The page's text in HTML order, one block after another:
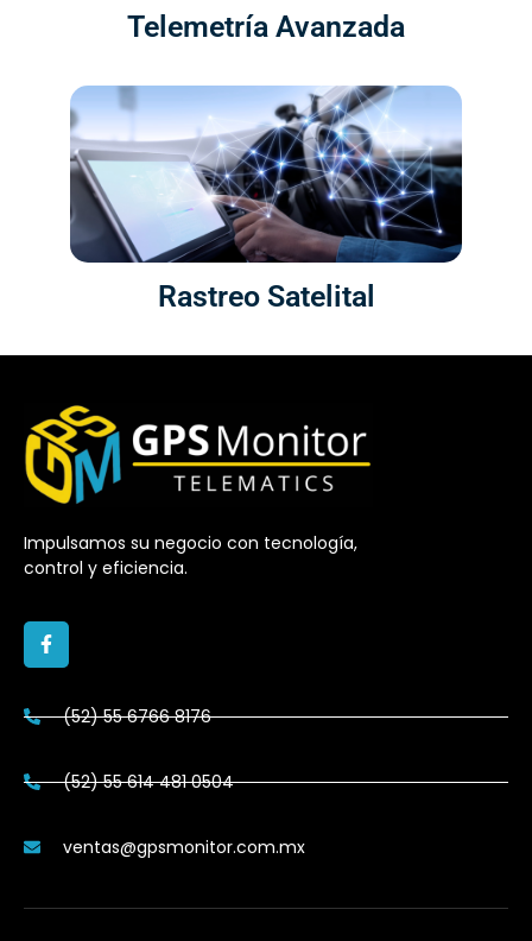
Telemetría Avanzada
Rastreo Satelital
Impulsamos su negocio con tecnología,
control y eficiencia.
(52) 55 6766 8176
(52) 55 614 481 0504
ventas@gpsmonitor.com.mx